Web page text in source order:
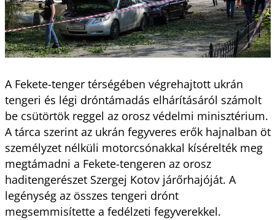
A Fekete-tenger térségében végrehajtott ukrán
tengeri és légi dróntámadás elhárításáról számolt
be csütörtök reggel az orosz védelmi minisztérium.
A tárca szerint az ukrán fegyveres erők hajnalban öt
személyzet nélküli motorcsónakkal kísérelték meg
megtámadni a Fekete-tengeren az orosz
haditengerészet Szergej Kotov járőrhajóját. A
legénység az összes tengeri drónt
megsemmisítette a fedélzeti fegyverekkel.